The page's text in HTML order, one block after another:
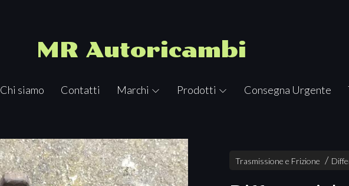
MR Autoricambi
Chi siamo Contatti Marchi Prodotti Consegna Urgente
Trasmissione e Frizione